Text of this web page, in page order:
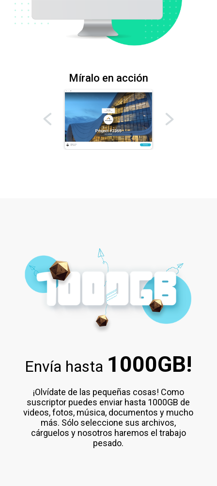
Míralo en acción
Envía hasta 1000GB!
¡Olvídate de las pequeñas cosas! Como
suscriptor puedes enviar hasta 1000GB de
videos, fotos, música, documentos y mucho
más. Sólo seleccione sus archivos,
cárguelos y nosotros haremos el trabajo
pesado.